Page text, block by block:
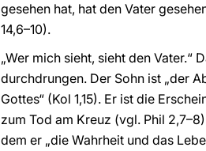
gesehen hat, hat den Vater
14,6–10).
„Wer mich sieht, sieht den Vater.“
durchdrungen. Der Sohn ist „der
Gottes“ (Kol 1,15). Er ist die
zum Tod am Kreuz (vgl. Phil
dem er „die Wahrheit und das